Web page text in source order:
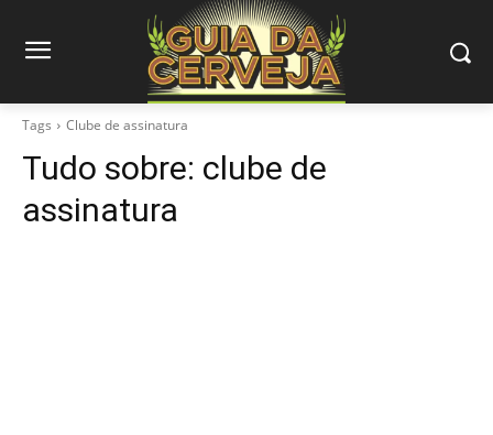
Tags Clube de assinatura
Tudo sobre: clube de
assinatura